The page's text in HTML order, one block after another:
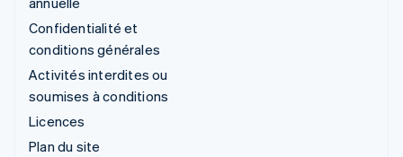
Confidentialité et
conditions générales
Activités interdites ou
soumises à conditions
Licences
Plan du site